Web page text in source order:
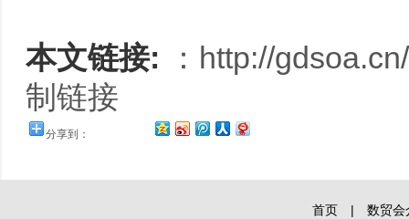
本文链接: ： http://
制链接
分享到：
首页 |
数贸会